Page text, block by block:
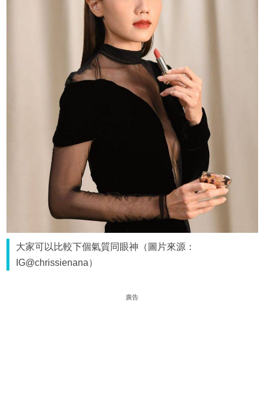
大家可以比較下個氣質同眼神（圖片來源：
IG@chrissienana）
廣告